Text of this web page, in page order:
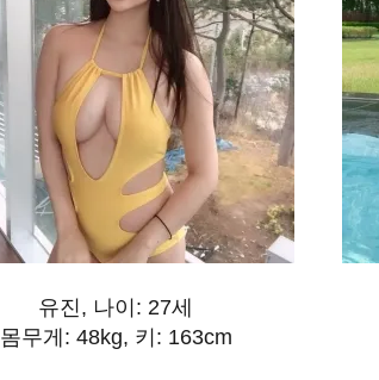
유진, 나이: 27세
몸무게: 48kg, 키: 163cm